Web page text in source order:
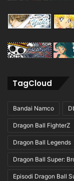
TagCloud
Bandai Namco
Dragon Ball FighterZ
Dragon Ball Legends
Dragon Ball Super:
Episodi Dragon Ball